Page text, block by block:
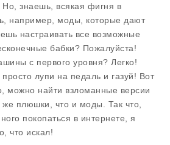
Но, знаешь, всякая фигня в
например, моды, которые дают
настраивать все возможные
бабки? Пожалуйста!
с первого уровня? Легко!
лупи на педаль и газуй! Вот
можно найти взломанные версии
плюшки, что и моды. Так что,
покопаться в интернете, я
что искал!